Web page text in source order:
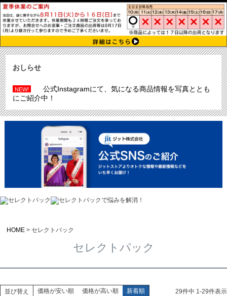
おしらせ
NEW!
公式Instagramにて、気になる商品情報を写真ととも
にご紹介中！
HOME セレクトパック
セレクトパック
並び替え 価格が安い順 価格が高い順 新着順 29件中 1-29件表示